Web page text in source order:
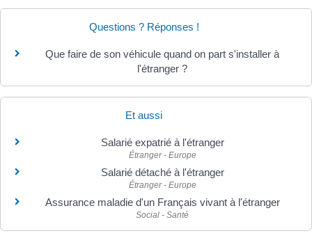
Questions ? Réponses !
Que faire de son véhicule quand on part s'installer à
l'étranger ?
Et aussi
Salarié expatrié à l'étranger
Étranger - Europe
Salarié détaché à l'étranger
Étranger - Europe
Assurance maladie d'un Français vivant à l'étranger
Social - Santé